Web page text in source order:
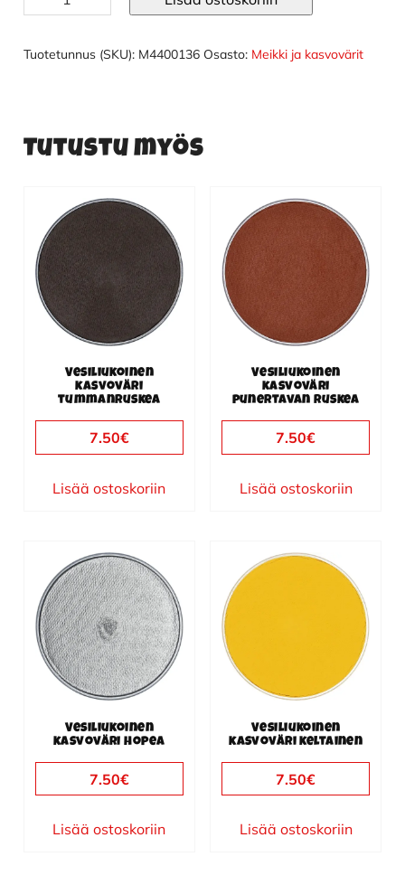
kasvoväri
määrä
Tuotetunnus (SKU): M4400136 Osasto: Meikki ja kasvovärit
Tutustu myös
Vesiliukoinen
kasvoväri
tummanruskea
7.50€
Lisää ostoskoriin
Vesiliukoinen
kasvoväri
punertavan ruskea
7.50€
Lisää ostoskoriin
Vesiliukoinen
kasvoväri hopea
7.50€
Lisää ostoskoriin
Vesiliukoinen
kasvoväri keltainen
7.50€
Lisää ostoskoriin